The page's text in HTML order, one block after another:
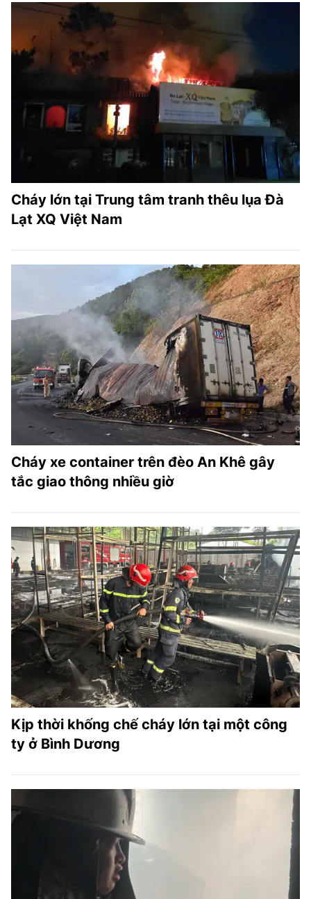
Cháy lớn tại Trung tâm tranh thêu lụa Đà
Lạt XQ Việt Nam
Cháy xe container trên đèo An Khê gây
tắc giao thông nhiều giờ
Kịp thời khống chế cháy lớn tại một công
ty ở Bình Dương